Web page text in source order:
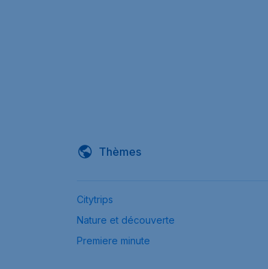
Thèmes
Citytrips
Nature et découverte
Premiere minute